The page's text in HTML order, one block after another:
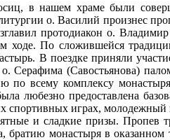
в нашем храме были
о. Василий произнес
протодиакон о.
ходе. По сложившейся
В поездке приняли
Серафима (Савостьянова)
по всему комплексу
любезно предоставлена
играх,
и сладкие призы.
братию монастыря в